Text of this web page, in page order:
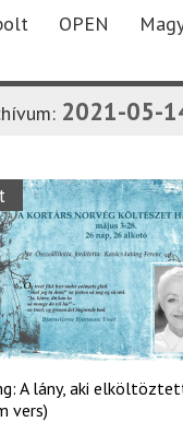
OPEN
2021-05-
A lány, aki
vers)